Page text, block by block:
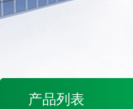
产品列表